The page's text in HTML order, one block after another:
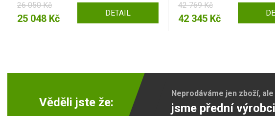
26 050 Kč
25 048 Kč DETAIL
42 769 Kč
42 345 Kč
Věděli jste že:
Neprodáváme jen zboží,
jsme přední